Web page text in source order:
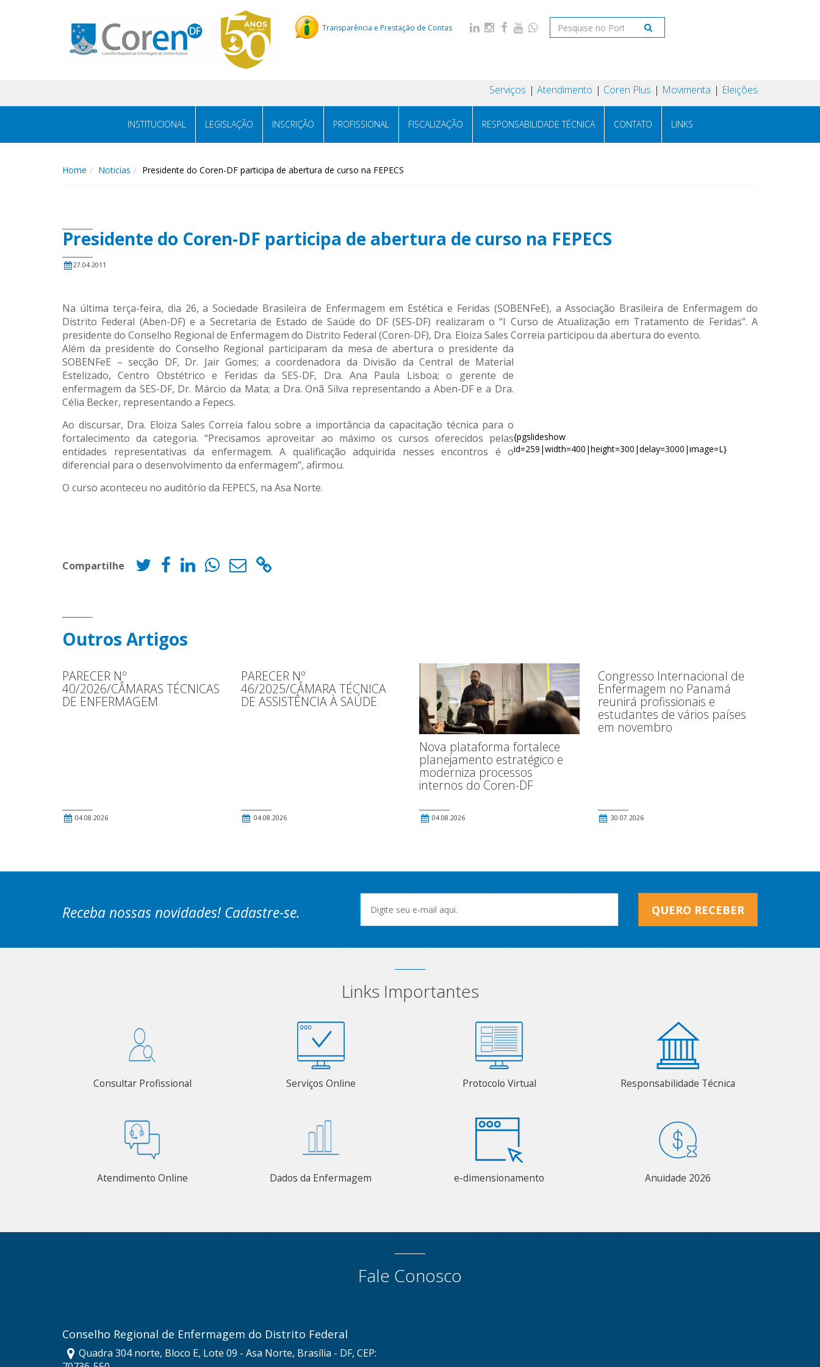
Transparência e Prestação de Contas
Serviços Atendimento Coren Plus Movimenta Eleições
INSTITUCIONAL LEGISLAÇÃO INSCRIÇÃO PROFISSIONAL FISCALIZAÇÃO RESPONSABILIDADE TÉCNICA CONTATO LINKS
Home Noticias Presidente do Coren-DF participa de abertura de curso na FEPECS
Presidente do Coren-DF participa de abertura de curso na FEPECS
27.04.2011
Na última terça-feira, dia 26, a Sociedade Brasileira de Enfermagem em Estética e Feridas (SOBENFeE), a Associação Brasileira de Enfermagem do
Distrito Federal (Aben-DF) e a Secretaria de Estado de Saúde do DF (SES-DF) realizaram o “I Curso de Atualização em Tratamento de Feridas”. A
presidente do Conselho Regional de Enfermagem do Distrito Federal (Coren-DF), Dra. Eloiza Sales Correia participou da abertura do evento.
{pgslideshow
id=259|width=400|height=300|delay=3000|image=L}
Além da presidente do Conselho Regional participaram da mesa de abertura o presidente da
SOBENFeE – secção DF, Dr. Jair Gomes; a coordenadora da Divisão da Central de Material
Estelizado, Centro Obstétrico e Feridas da SES-DF, Dra. Ana Paula Lisboa; o gerente de
enfermagem da SES-DF, Dr. Márcio da Mata; a Dra. Onã Silva representando a Aben-DF e a Dra.
Célia Becker, representando a Fepecs.
Ao discursar, Dra. Eloiza Sales Correia falou sobre a importância da capacitação técnica para o
fortalecimento da categoria. “Precisamos aproveitar ao máximo os cursos oferecidos pelas
entidades representativas da enfermagem. A qualificação adquirida nesses encontros é o
diferencial para o desenvolvimento da enfermagem”, afirmou.
O curso aconteceu no auditório da FEPECS, na Asa Norte.
Compartilhe
Outros Artigos
PARECER Nº
40/2026/CÂMARAS TÉCNICAS
DE ENFERMAGEM
04.08.2026
PARECER Nº
46/2025/CÂMARA TÉCNICA
DE ASSISTÊNCIA À SAÚDE
04.08.2026
Nova plataforma fortalece
planejamento estratégico e
moderniza processos
internos do Coren-DF
04.08.2026
Congresso Internacional de
Enfermagem no Panamá
reunirá profissionais e
estudantes de vários países
em novembro
30.07.2026
Receba nossas novidades! Cadastre-se. QUERO RECEBER
Links Importantes
Consultar Profissional Serviços Online Protocolo Virtual Responsabilidade Técnica
Atendimento Online Dados da Enfermagem e-dimensionamento Anuidade 2026
Fale Conosco
Conselho Regional de Enfermagem do Distrito Federal
Quadra 304 norte, Bloco E, Lote 09 - Asa Norte, Brasília - DF, CEP: